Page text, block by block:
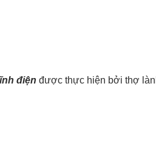
điện được thực hiện bởi thợ